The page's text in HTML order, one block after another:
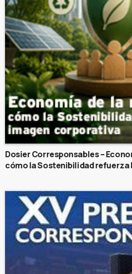
Dosier Corresponsables –
cómo la Sostenibilidad